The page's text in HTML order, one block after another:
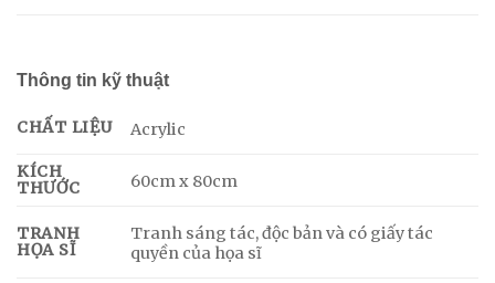
Thông tin kỹ thuật
CHẤT LIỆU Acrylic
KÍCH
THƯỚC
60cm x 80cm
TRANH
HỌA SĨ
Tranh sáng tác, độc bản và có giấy tác
quyền của họa sĩ